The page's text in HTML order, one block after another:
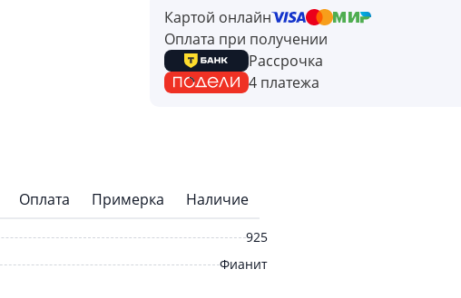
Картой онлайн
Оплата при получении
Рассрочка
4 платежа
Оплата Примерка Наличие
925
Фианит